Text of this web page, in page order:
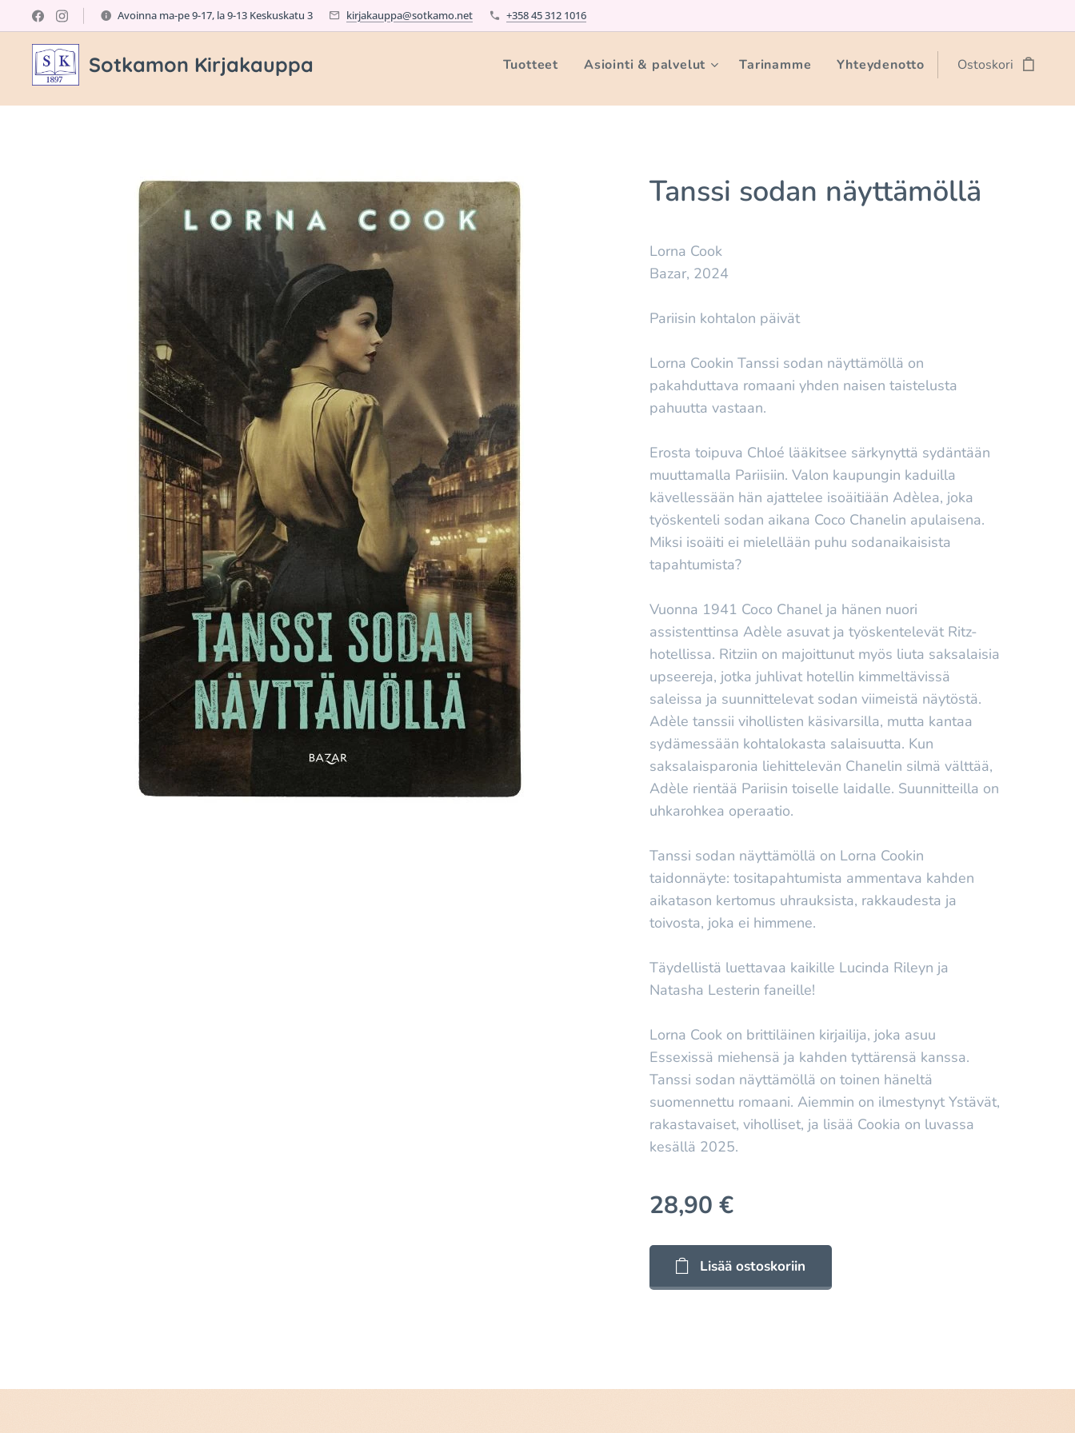
Avoinna ma-pe 9-17, la 9-13 Keskuskatu 3 kirjakauppa@sotkamo.net +358 45 312 1016
Sotkamon Kirjakauppa Tuotteet Asiointi & palvelut Tarinamme Yhteydenotto Ostoskori
Tanssi sodan näyttämöllä
Lorna Cook
Bazar, 2024
Pariisin kohtalon päivät
Lorna Cookin Tanssi sodan näyttämöllä on
pakahduttava romaani yhden naisen taistelusta
pahuutta vastaan.
Erosta toipuva Chloé lääkitsee särkynyttä sydäntään
muuttamalla Pariisiin. Valon kaupungin kaduilla
kävellessään hän ajattelee isoäitiään Adèlea, joka
työskenteli sodan aikana Coco Chanelin apulaisena.
Miksi isoäiti ei mielellään puhu sodanaikaisista
tapahtumista?
Vuonna 1941 Coco Chanel ja hänen nuori
assistenttinsa Adèle asuvat ja työskentelevät Ritz-
hotellissa. Ritziin on majoittunut myös liuta saksalaisia
upseereja, jotka juhlivat hotellin kimmeltävissä
saleissa ja suunnittelevat sodan viimeistä näytöstä.
Adèle tanssii vihollisten käsivarsilla, mutta kantaa
sydämessään kohtalokasta salaisuutta. Kun
saksalaisparonia liehittelevän Chanelin silmä välttää,
Adèle rientää Pariisin toiselle laidalle. Suunnitteilla on
uhkarohkea operaatio.
Tanssi sodan näyttämöllä on Lorna Cookin
taidonnäyte: tositapahtumista ammentava kahden
aikatason kertomus uhrauksista, rakkaudesta ja
toivosta, joka ei himmene.
Täydellistä luettavaa kaikille Lucinda Rileyn ja
Natasha Lesterin faneille!
Lorna Cook on brittiläinen kirjailija, joka asuu
Essexissä miehensä ja kahden tyttärensä kanssa.
Tanssi sodan näyttämöllä on toinen häneltä
suomennettu romaani. Aiemmin on ilmestynyt Ystävät,
rakastavaiset, viholliset, ja lisää Cookia on luvassa
kesällä 2025.
28,90 €
Lisää ostoskoriin